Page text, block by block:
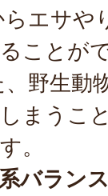
らエサや
ことが
、野生動
まうこ
。
バラン